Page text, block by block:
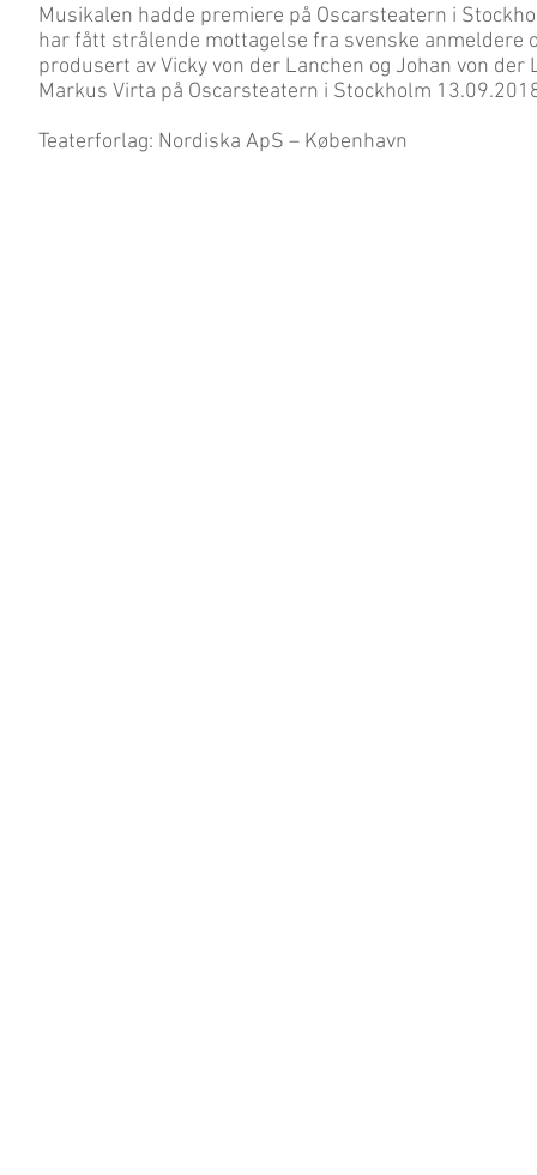
Musikalen hadde premiere på Oscarsteatern i
har fått strålende mottagelse fra svenske anmeldere
produsert av Vicky von der Lanchen og Johan von
Markus Virta på Oscarsteatern i Stockholm
Teaterforlag: Nordiska ApS – København